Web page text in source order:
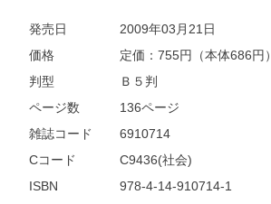
発売日
2009年03月21日
価格
定価： 755円（本体686円）
判型
Ｂ５判
ページ数
136ページ
雑誌コード
6910714
Cコード
C9436(社会)
ISBN
978-4-14-910714-1